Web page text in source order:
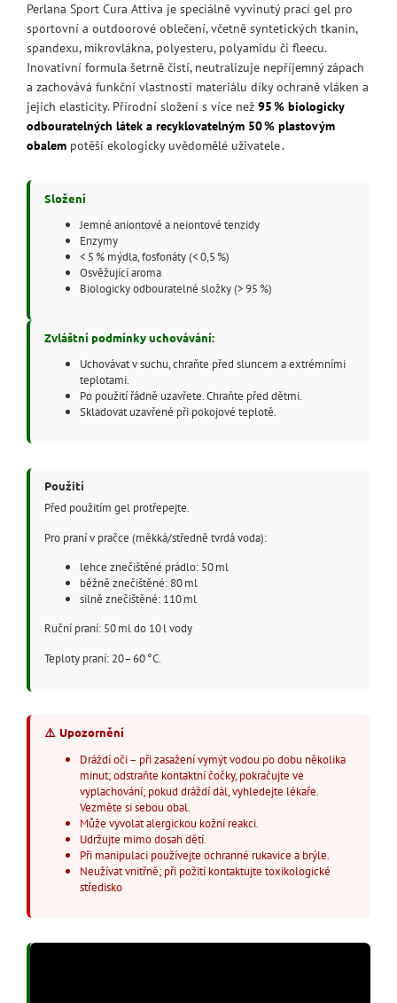
Perlana Sport Cura Attiva je speciálně vyvinutý prací gel pro
sportovní a outdoorové oblečení, včetně syntetických tkanin,
spandexu, mikrovlákna, polyesteru, polyamidu či fleecu.
Inovativní formula šetrně čistí, neutralizuje nepříjemný zápach
a zachovává funkční vlastnosti materiálu díky ochraně vláken a
jejich elasticity. Přírodní složení s více než 95 % biologicky
odbouratelných látek a recyklovatelným 50 % plastovým
obalem potěší ekologicky uvědomělé uživatele .
Složení
Jemné aniontové a neiontové tenzidy
Enzymy
< 5 % mýdla, fosfonáty (< 0,5 %)
Osvěžující aroma
Biologicky odbouratelné složky (> 95 %)
Zvláštní podmínky uchovávání:
Uchovávat v suchu, chraňte před sluncem a extrémními
teplotami.
Po použití řádně uzavřete. Chraňte před dětmi.
Skladovat uzavřené při pokojové teplotě.
Použití
Před použitím gel protřepejte.
Pro praní v pračce (měkká/středně tvrdá voda):
lehce znečištěné prádlo: 50 ml
běžně znečištěné: 80 ml
silně znečištěné: 110 ml
Ruční praní: 50 ml do 10 l vody
Teploty praní: 20 – 60 °C.
⚠️ Upozornění
Dráždí oči – při zasažení vymýt vodou po dobu několika
minut; odstraňte kontaktní čočky, pokračujte ve
vyplachování; pokud dráždí dál, vyhledejte lékaře.
Vezměte si sebou obal.
Může vyvolat alergickou kožní reakci.
Udržujte mimo dosah dětí.
Při manipulaci používejte ochranné rukavice a brýle.
Neužívat vnitřně; při požití kontaktujte toxikologické
středisko